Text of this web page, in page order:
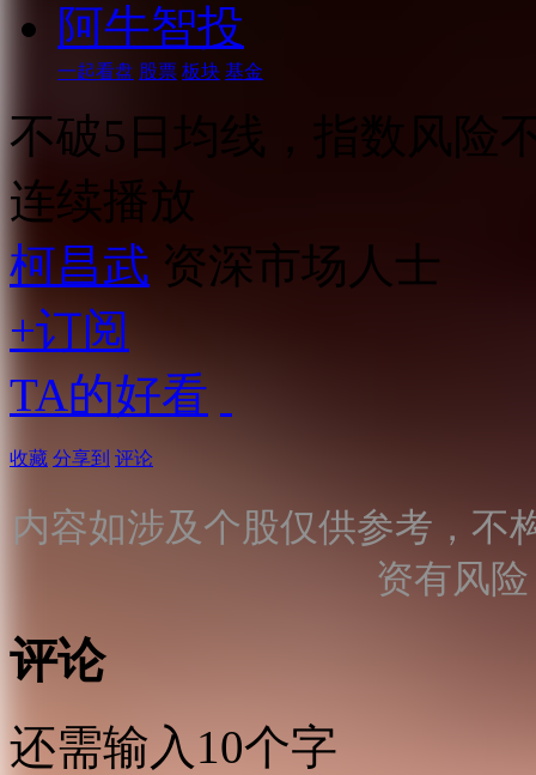
阿牛智投
一起看盘 股票 板块 基金
不破5日均线，指数风险
连续播放
柯昌武 资深市场人士
+订阅
TA的好看
收藏 分享到 评论
内容如涉及个股仅供参考，不
资有风
评论
还需输入10个字